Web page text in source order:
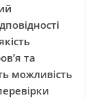
та
можливість